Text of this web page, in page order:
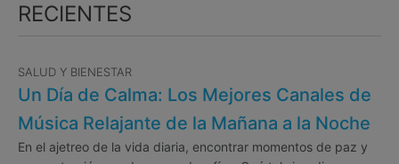
RECIENTES
SALUD Y BIENESTAR
Un Día de Calma: Los Mejores Canales de
Música Relajante de la Mañana a la Noche
En el ajetreo de la vida diaria, encontrar momentos de paz y